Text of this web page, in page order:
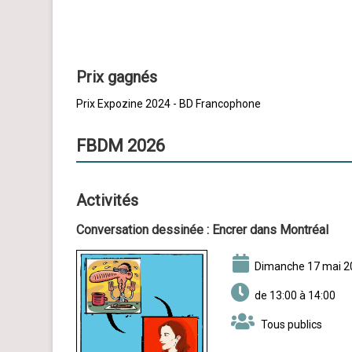
Prix gagnés
Prix Expozine 2024 - BD Francophone
FBDM 2026
Activités
Conversation dessinée : Encrer dans Montréal
dimanche 17 mai
de 13:00 à 14:00
Tous publics